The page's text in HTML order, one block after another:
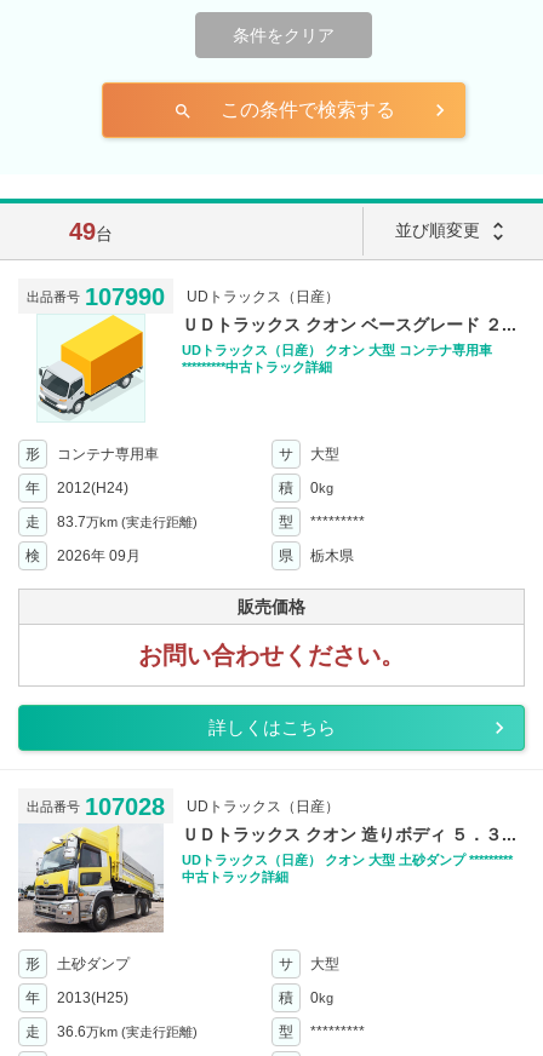
条件をクリア
search この条件で検索する
49台 並び順変更 unfold_more
出品番号 107990 UDトラックス（日産）
ＵＤトラックス クオン ベースグレード ２...
UDトラックス（日産） クオン 大型 コンテナ専用車
*********中古トラック詳細
形 コンテナ専用車 サ
大型
年
2012(H24) 積 0kg
走 83.7万km (実走行距離) 型
*********
検
2026年 09月 県 栃木県
販売価格
お問い合わせください。
詳しくはこちら
出品番号 107028 UDトラックス（日産）
ＵＤトラックス クオン 造りボディ ５．３...
UDトラックス（日産） クオン 大型 土砂ダンプ *********
中古トラック詳細
形 土砂ダンプ サ
大型
年
2013(H25) 積 0kg
走 36.6万km (実走行距離) 型
*********